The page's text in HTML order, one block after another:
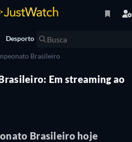
Desporto
Brasileiro
Em streaming ao
Brasileiro hoje